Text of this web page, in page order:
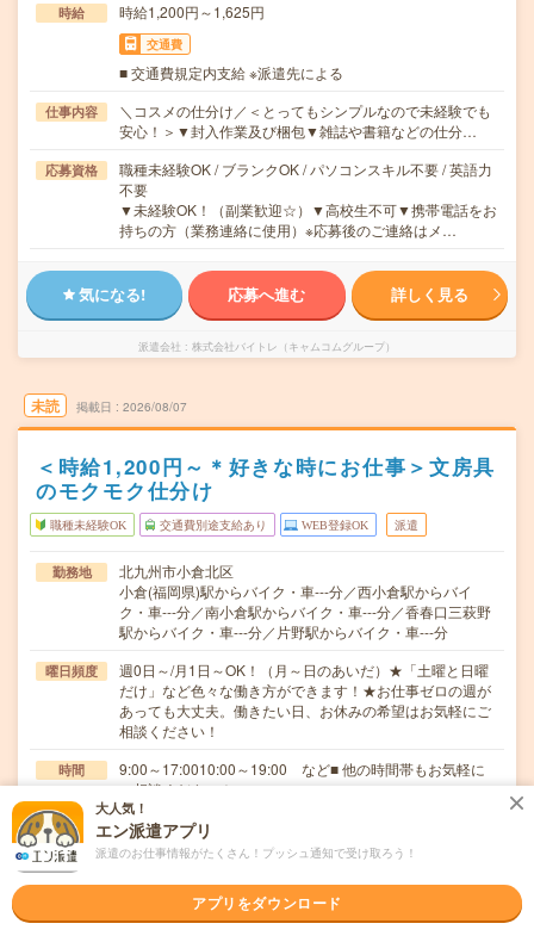
時給 時給1,200円～1,625円
交通費
■ 交通費規定内支給 ※派遣先による
仕事内容
＼コスメの仕分け／＜とってもシンプルなので未経験でも
安心！＞▼封入作業及び梱包▼雑誌や書籍などの仕分…
応募資格
職種未経験OK / ブランクOK / パソコンスキル不要 / 英語力
不要
▼未経験OK！（副業歓迎☆）▼高校生不可▼携帯電話をお
持ちの方（業務連絡に使用）※応募後のご連絡はメ…
気になる! 応募へ進む 詳しく見る
派遣会社 株式会社バイトレ（キャムコムグループ）
未読 掲載日 2026/08/07
＜時給1,200円～＊好きな時にお仕事＞文房具
のモクモク仕分け
職種未経験OK 交通費別途支給あり WEB登録OK 派遣
勤務地
北九州市小倉北区
小倉(福岡県)駅からバイク・車---分／西小倉駅からバイ
ク・車---分／南小倉駅からバイク・車---分／香春口三萩野
駅からバイク・車---分／片野駅からバイク・車---分
曜日頻度
週0日～/月1日～OK！（月～日のあいだ）★「土曜と日曜
だけ」など色々な働き方ができます！★お仕事ゼロの週が
あっても大丈夫。働きたい日、お休みの希望はお気軽にご
相談ください！
時間
9:00～17:0010:00～19:00 など■ 他の時間帯もお気軽に
ご相談ください！
期間
単発1日～！ ★勤務開始日や期間はお気軽にご相談くだ
さい！ ＃8月～ ＃9月～
時給 時給1,200円～1,625円
交通費
大人気！
エン派遣アプリ
派遣のお仕事情報がたくさん！プッシュ通知で受け取ろう！
アプリをダウンロード